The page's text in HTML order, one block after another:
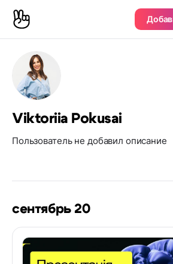
Viktoriia Pokusai
Пользователь не добавил описание
сентябрь 20